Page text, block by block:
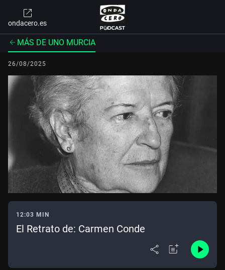
ondacero.es
MÁS DE UNO MURCIA
26/08/2025
12:03 MIN
El Retrato de: Carmen Conde